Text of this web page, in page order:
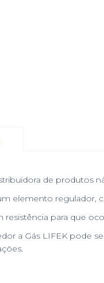
de produtos
elemento
resistência para que
a Gás LIFEK pode